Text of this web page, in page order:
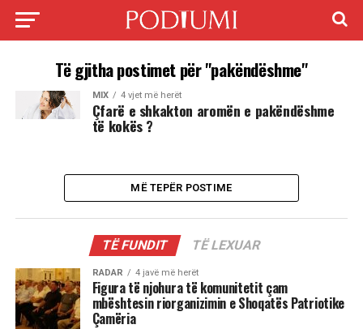
Të gjitha postimet për "pakëndëshme"
MIX 4 vjet më herët
Çfarë e shkakton aromën e pakëndëshme
të kokës ?
MË TEPËR POSTIME
TË FUNDIT TË LEXUAR
RADAR 4 javë më herët
Figura të njohura të komunitetit çam
mbështesin riorganizimin e Shoqatës Patriotike
Çamëria